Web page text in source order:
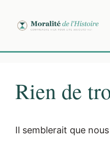
contenu
Rien de
Il semblerait que